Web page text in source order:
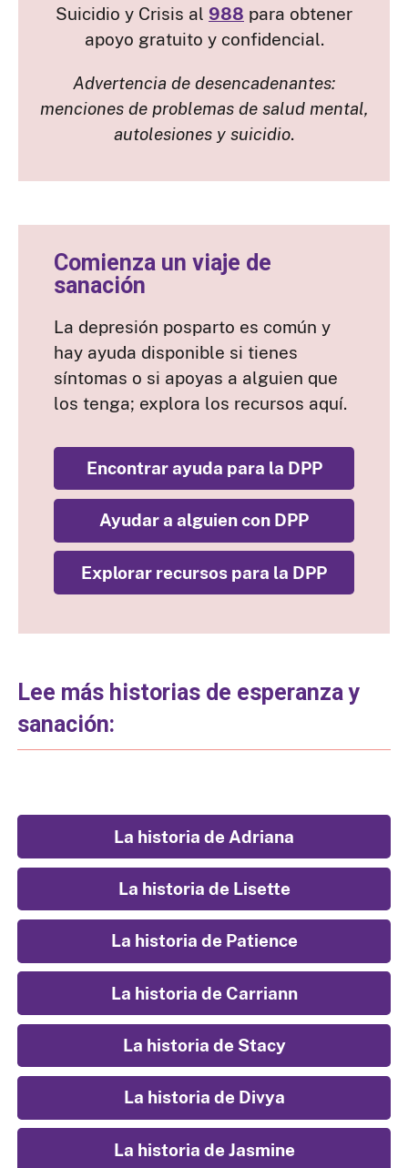
Suicidio y Crisis al 988 para obtener
apoyo gratuito y confidencial.
Advertencia de desencadenantes:
menciones de problemas de salud mental,
autolesiones y suicidio.
Comienza un viaje de
sanación
La depresión posparto es común y
hay ayuda disponible si tienes
síntomas o si apoyas a alguien que
los tenga; explora los recursos aquí.
Encontrar ayuda para la DPP
Ayudar a alguien con DPP
Explorar recursos para la DPP
Lee más historias de esperanza y
sanación:
La historia de Adriana
La historia de Lisette
La historia de Patience
La historia de Carriann
La historia de Stacy
La historia de Divya
La historia de Jasmine